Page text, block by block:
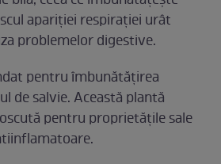
apariției respirației urât
problemelor digestive.
pentru îmbunătățirea
de salvie. Această plantă
pentru proprietățile sale